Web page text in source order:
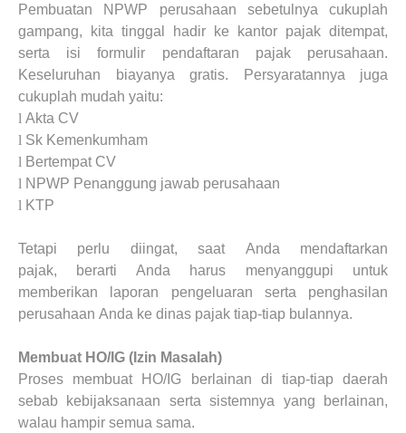
Pembuatan NPWP perusahaan sebetulnya cukuplah
gampang, kita tinggal hadir ke kantor pajak ditempat,
serta isi formulir pendaftaran pajak perusahaan.
Keseluruhan biayanya gratis. Persyaratannya juga
cukuplah mudah yaitu:
l Akta CV
l Sk Kemenkumham
l Bertempat CV
l NPWP Penanggung jawab perusahaan
l KTP
Tetapi perlu diingat, saat Anda mendaftarkan
pajak, berarti Anda harus menyanggupi untuk
memberikan laporan pengeluaran serta penghasilan
perusahaan Anda ke dinas pajak tiap-tiap bulannya.
Membuat HO/IG (Izin Masalah)
Proses membuat HO/IG berlainan di tiap-tiap daerah
sebab kebijaksanaan serta sistemnya yang berlainan,
walau hampir semua sama.